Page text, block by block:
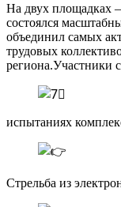
На двух площадках
состоялся
объединил самых
трудовых
региона.Участники
испытаниях
Стрельба из